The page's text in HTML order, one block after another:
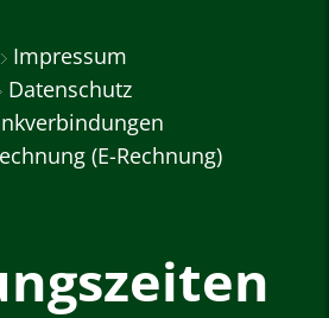
Impressum
Datenschutz
(E-Rechnung)